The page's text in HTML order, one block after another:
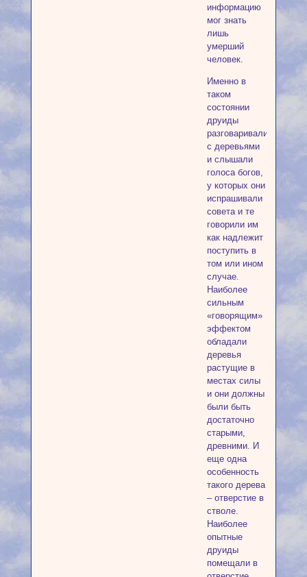
информацию
мог знать
лишь
умерший
человек.
Именно в
таком
состоянии
друиды
разговаривали
с деревьями
и слышали
голоса богов,
у которых они
испрашивали
совета и те
говорили им
как надлежит
поступить в
том или ином
случае.
Наиболее
сильным
«говорящим»
эффектом
обладали
деревья
растущие в
местах силы
и они должны
были быть
достаточно
старыми,
древними. И
еще одна
особенность
такого дерева
– отверстие в
стволе.
Наиболее
опытные
друиды
помещали в